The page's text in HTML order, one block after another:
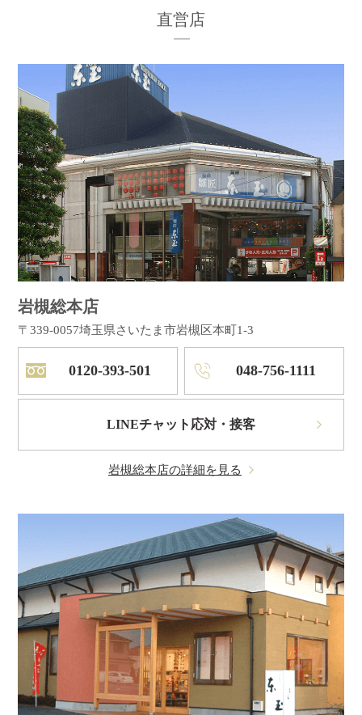
直営店
岩槻総本店
〒339-0057埼玉県さいたま市岩槻区本町1-3
0120-393-501 048-756-1111
LINEチャット応対・接客
岩槻総本店の詳細を見る